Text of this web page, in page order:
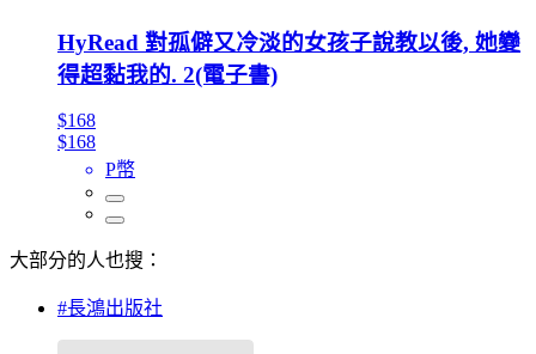
HyRead 對孤僻又冷淡的女孩子說教以後, 她變
得超黏我的. 2(電子書)
$168
$168
P幣
大部分的人也搜：
#長鴻出版社